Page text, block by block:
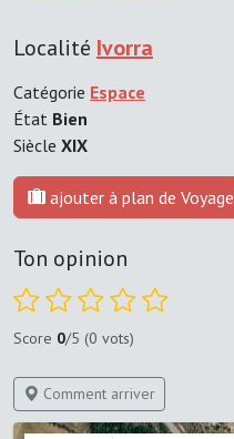
Localité Ivorra
Catégorie Espace
État Bien
Siècle XIX
ajouter à plan de Voyage
Ton opinion
Score 0/5 (0 vots)
Comment arriver